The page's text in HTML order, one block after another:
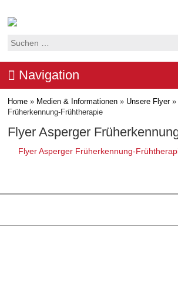
Suchen
Navigation
Home » Medien & Informationen » Unsere Flyer»
Früherkennung-Frühtherapie
Flyer Asperger
Flyer Asperger Früherkennung-